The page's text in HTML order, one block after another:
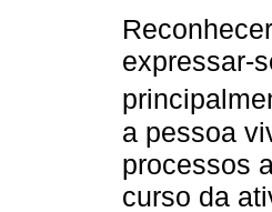
expressar-
a pessoa
processos
curso da